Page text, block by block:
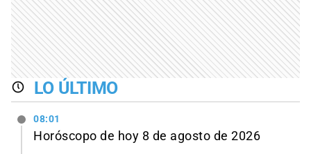
LO ÚLTIMO
08:01
Horóscopo de hoy 8 de agosto de 2026